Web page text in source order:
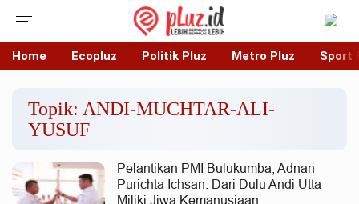
Home Ecopluz Politik Pluz Metro Pluz Sport
Topik: ANDI-MUCHTAR-ALI-
YUSUF
Pelantikan PMI Bulukumba, Adnan
Purichta Ichsan: Dari Dulu Andi Utta
Miliki Jiwa Kemanusiaan